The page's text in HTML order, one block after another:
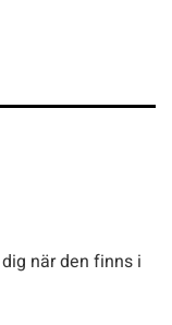
när den finns i